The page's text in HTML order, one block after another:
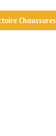
Chaussures